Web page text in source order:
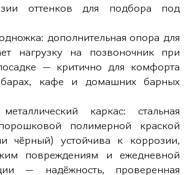
оттенков для подбора под
дополнительная опора для
нагрузку на позвоночник при
— критично для комфорта
кафе и домашних барных
каркас: стальная
полимерной краской
чёрный) устойчива к коррозии,
повреждениям и ежедневной
— надёжность, проверенная